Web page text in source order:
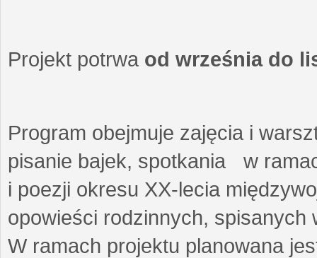
Projekt potrwa od września do
Program obejmuje zajęcia i
pisanie bajek, spotkania w
i poezji okresu XX-lecia
opowieści rodzinnych,
W ramach projektu planowana